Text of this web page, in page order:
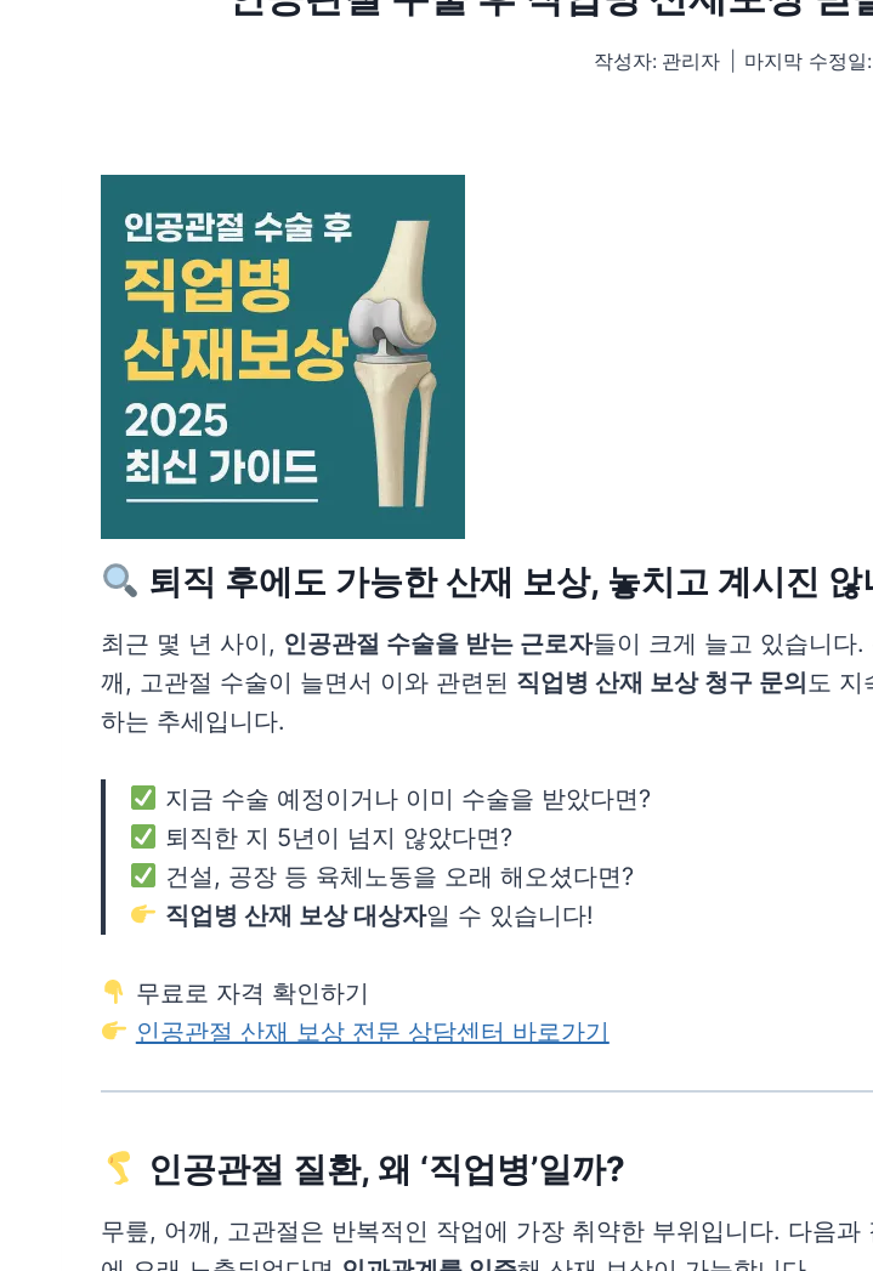
작성자: 관리자 마지막 수정일:
퇴직 후에도 가능한 산재 보상, 놓치고 계시진 않
최근 몇 년 사이, 인공관절 수술을 받는 근로자들이 크게 늘고 있습니다.
깨, 고관절 수술이 늘면서 이와 관련된 직업병 산재 보상 청구 문의도 지
하는 추세입니다.
지금 수술 예정이거나 이미 수술을 받았다면?
퇴직한 지 5년이 넘지 않았다면?
건설, 공장 등 육체노동을 오래 해오셨다면?
직업병 산재 보상 대상자일 수 있습니다!
무료로 자격 확인하기
인공관절 산재 보상 전문 상담센터 바로가기
인공관절 질환, 왜 ‘직업병’일까?
무릎, 어깨, 고관절은 반복적인 작업에 가장 취약한 부위입니다. 다음과